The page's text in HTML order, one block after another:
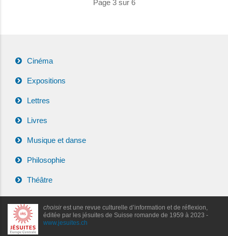
Page 3 sur 6
Cinéma
Expositions
Lettres
Livres
Musique et danse
Philosophie
Théâtre
choisirest une revue culturelle d’information et de réflexion,
éditée par les jésuites de Suisse romande de 1959 à 2023 -
www.jesuites.ch